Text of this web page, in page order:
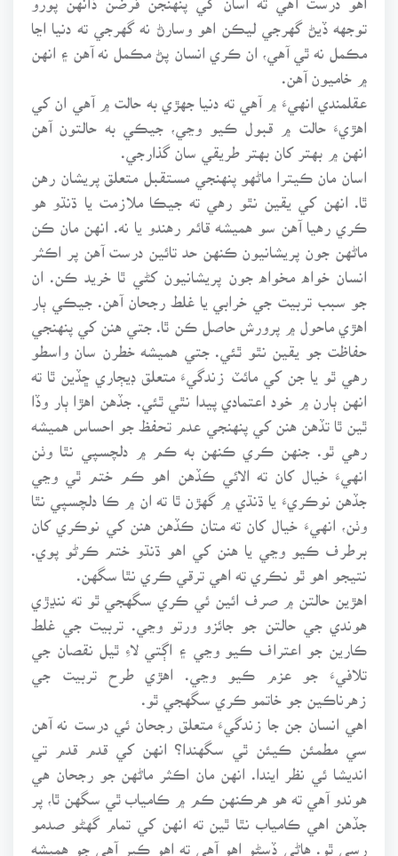
توجهه ڏيڻ گهرجي ليڪن اهو وسارڻ نه گهرجي ته دنيا اڃا
مڪمل نه ٿي آهي، ان ڪري انسان پڻ مڪمل نه آهن ۽ انهن
۾ خاميون آهن.
عقلمندي انهيءَ ۾ آهي ته دنيا جهڙي به حالت ۾ آهي ان کي
اهڙيءَ حالت ۾ قبول ڪيو وڃي، جيڪي به حالتون آهن
انهن ۾ بهتر کان بهتر طريقي سان گذارجي.
اسان مان ڪيترا ماڻهو پنهنجي مستقبل متعلق پريشان رهن
ٿا. انهن کي يقين نٿو رهي ته جيڪا ملازمت يا ڌنڌو هو
ڪري رهيا آهن سو هميشه قائم رهندو يا نه. انهن مان ڪن
ماڻهن جون پريشانيون ڪنهن حد تائين درست آهن پر اڪثر
انسان خواه مخواه جون پريشانيون کڻي ٿا خريد ڪن. ان
جو سبب تربيت جي خرابي يا غلط رجحان آهن. جيڪي ٻار
اهڙي ماحول ۾ پرورش حاصل ڪن ٿا. جتي هنن کي پنهنجي
حفاظت جو يقين نٿو ٿئي. جتي هميشه خطرن سان واسطو
رهي ٿو يا جن کي مائٽ زندگيءَ متعلق ڊيڄاري ڇڏين ٿا ته
انهن ٻارن ۾ خود اعتمادي پيدا نٿي ٿئي. جڏهن اهڙا ٻار وڏا
ٿين ٿا تڏهن هنن کي پنهنجي عدم تحفظ جو احساس هميشه
رهي ٿو. جنهن ڪري ڪنهن به ڪم ۾ دلچسپي نٿا وٺن
انهيءَ خيال کان ته الائي ڪڏهن اهو ڪم ختم ٿي وڃي
جڏهن نوڪريءَ يا ڌنڌي ۾ گهڙن ٿا ته ان ۾ ڪا دلچسپي نٿا
وٺن، انهيءَ خيال کان ته متان ڪڏهن هنن کي نوڪري کان
برطرف ڪيو وڃي يا هنن کي اهو ڌنڌو ختم ڪرڻو پوي.
نتيجو اهو ٿو نڪري ته اهي ترقي ڪري نٿا سگهن.
اهڙين حالتن ۾ صرف ائين ئي ڪري سگهجي ٿو ته ننڍڙي
هوندي جي حالتن جو جائزو ورتو وڃي. تربيت جي غلط
ڪارين جو اعتراف ڪيو وڃي ۽ اڳتي لاءِ ٿيل نقصان جي
تلافيءَ جو عزم ڪيو وڃي. اهڙي طرح تربيت جي
زهرناڪين جو خاتمو ڪري سگهجي ٿو.
اهي انسان جن جا زندگيءَ متعلق رجحان ئي درست نه آهن
سي مطمئن ڪيئن ٿي سگهندا؟ انهن کي قدم قدم تي
انديشا ئي نظر ايندا. انهن مان اڪثر ماڻهن جو رجحان هي
هوندو آهي ته هو هرڪنهن ڪم ۾ ڪامياب ٿي سگهن ٿا، پر
جڏهن اهي ڪامياب نٿا ٿين ته انهن کي تمام گهڻو صدمو
رسي ٿو. هاڻي ڏسڻو اهو آهي ته اهو ڪير آهي جو هميشه